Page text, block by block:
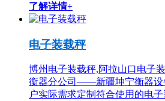
了解详情+
电子装载秤
博州电子装载秤,阿拉山口电子
衡器分公司——新疆坤宁衡器设
户实际需求定制符合使用的电